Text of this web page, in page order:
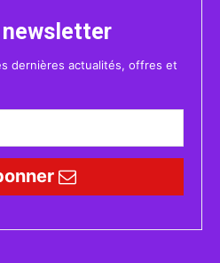
newsletter
dernières actualités, offres et